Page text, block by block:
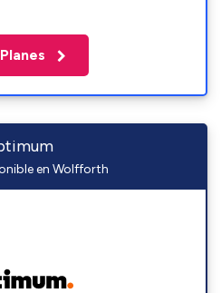
en Wolfforth